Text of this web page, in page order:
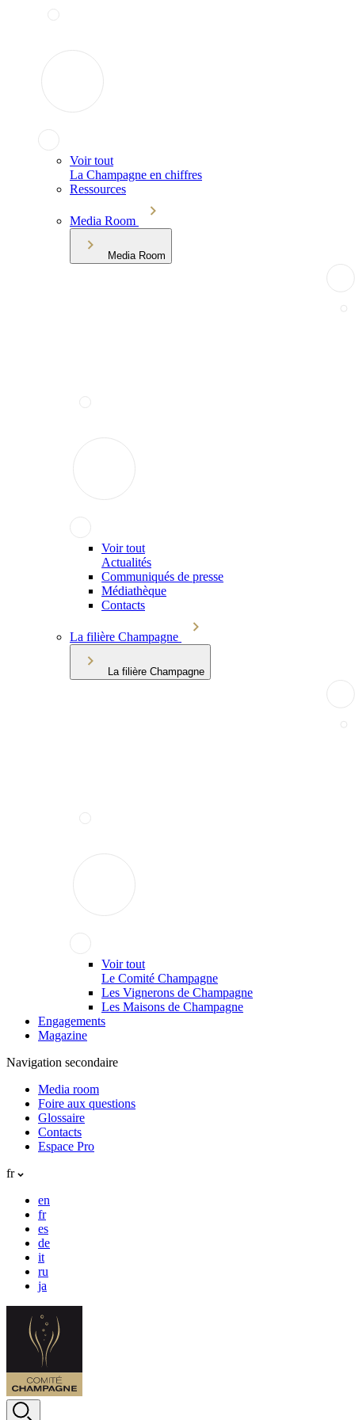
Voir tout
La Champagne en chiffres
Ressources
Media Room
Media Room
Voir tout
Actualités
Communiqués de presse
Médiathèque
Contacts
La filière Champagne
La filière Champagne
Voir tout
Le Comité Champagne
Les Vignerons de Champagne
Les Maisons de Champagne
Engagements
Magazine
Navigation secondaire
Media room
Foire aux questions
Glossaire
Contacts
Espace Pro
fr
en
fr
es
de
it
ru
ja